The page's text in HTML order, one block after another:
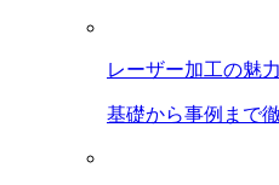
レーザー加工の魅力
基礎から事例まで